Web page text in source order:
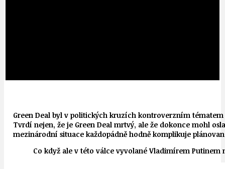
Green Deal byl v politických kruzích kontroverzním tématem
Tvrdí nejen, že je Green Deal mrtvý, ale že dokonce mohl
mezinárodní situace každopádně hodně komplikuje
Co když ale v této válce vyvolanéVladimírem Putinem